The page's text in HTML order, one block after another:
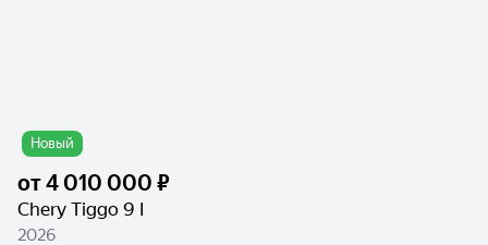
Новый
от4 010 000 ₽
Chery Tiggo 9 I
2026